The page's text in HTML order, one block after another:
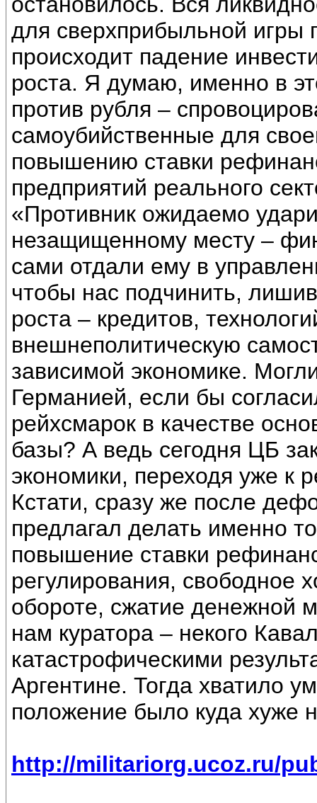
для сверхприбыльной игры
происходит падение
роста. Я думаю, именно в
против рубля –
самоубийственные для
повышению ставки
предприятий реального
«Противник ожидаемо
незащищенному месту –
сами отдали ему в
чтобы нас подчинить,
роста – кредитов,
внешнеполитическую
зависимой экономике.
Германией, если бы
рейхсмарок в качестве
базы? А ведь сегодня ЦБ
экономики, переходя уже к
Кстати, сразу же после
предлагал делать именно
повышение ставки
регулирования, свободное
обороте, сжатие денежной
нам куратора – некого
катастрофическими
Аргентине. Тогда хватило
положение было куда хуже
http://militariorg.ucoz.ru/